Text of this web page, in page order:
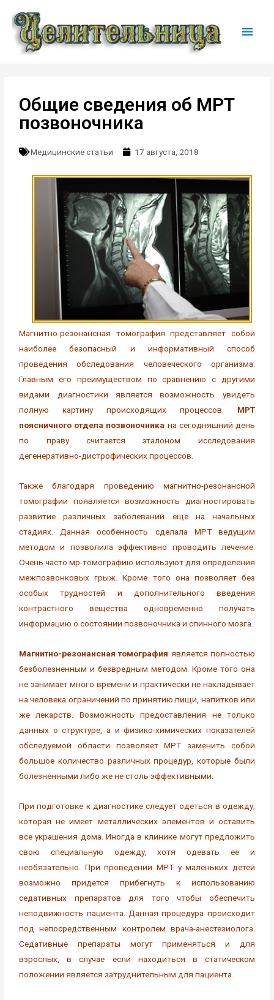
Общие сведения об МРТ
позвоночника
Медицинские статьи 17 августа, 2018
Магнитно-резонансная томография представляет собой
наиболее безопасный и информативный способ
проведения обследования человеческого организма.
Главным его преимуществом по сравнению с другими
видами диагностики является возможность увидеть
полную картину происходящих процессов. МРТ
поясничного отдела позвоночника на сегодняшний день
по праву считается эталоном исследования
дегенеративно-дистрофических процессов.
Также благодаря проведению магнитно-резонансной
томографии появляется возможность диагностировать
развитие различных заболеваний еще на начальных
стадиях. Данная особенность сделала МРТ ведущим
методом и позволила эффективно проводить лечение.
Очень часто мр-томографию используют для определения
межпозвонковых грыж. Кроме того она позволяет без
особых трудностей и дополнительного введения
контрастного вещества одновременно получать
информацию о состоянии позвоночника и спинного мозга.
Магнитно-резонансная томография является полностью
безболезненным и безвредным методом. Кроме того она
не занимает много времени и практически не накладывает
на человека ограничений по принятию пищи, напитков или
же лекарств. Возможность предоставления не только
данных о структуре, а и физико-химических показателей
обследуемой области позволяет МРТ заменить собой
большое количество различных процедур, которые были
болезненными либо же не столь эффективными.
При подготовке к диагностике следует одеться в одежду,
которая не имеет металлических элементов и оставить
все украшения дома. Иногда в клинике могут предложить
свою специальную одежду, хотя одевать ее и
необязательно. При проведении МРТ у маленьких детей
возможно придется прибегнуть к использованию
седативных препаратов для того чтобы обеспечить
неподвижность пациента. Данная процедура происходит
под непосредственным контролем врача-анестезиолога.
Седативные препараты могут применяться и для
взрослых, в случае если находиться в статическом
положении является затруднительным для пациента.